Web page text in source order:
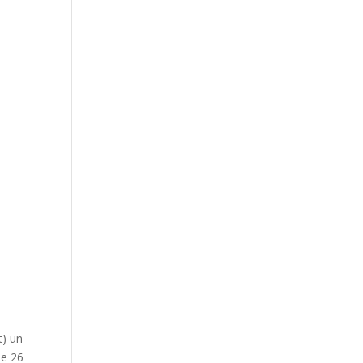
un
26